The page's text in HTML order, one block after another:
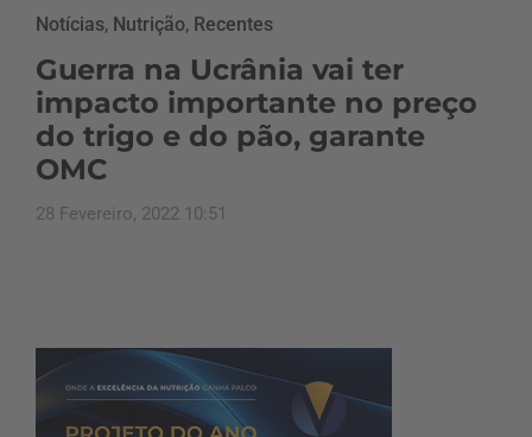
Notícias, Nutrição, Recentes
Guerra na Ucrânia vai ter
impacto importante no preço
do trigo e do pão, garante
OMC
28 Fevereiro, 2022 10:51